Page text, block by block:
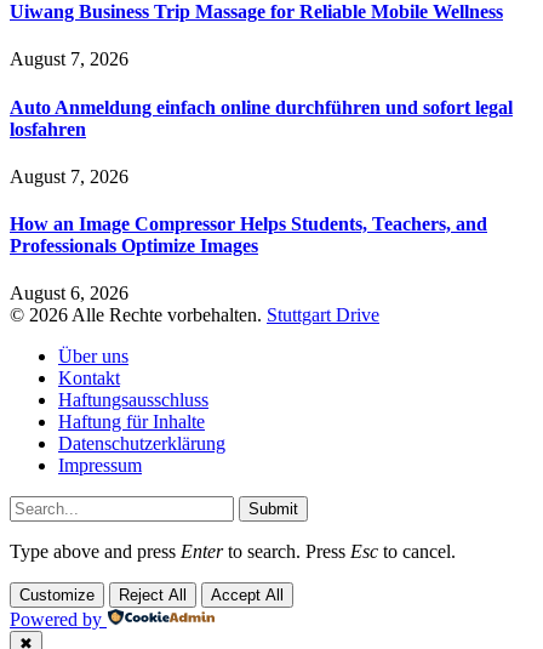
Uiwang Business Trip Massage for Reliable Mobile Wellness
August 7, 2026
Auto Anmeldung einfach online durchführen und sofort legal
losfahren
August 7, 2026
How an Image Compressor Helps Students, Teachers, and
Professionals Optimize Images
August 6, 2026
© 2026 Alle Rechte vorbehalten. Stuttgart Drive
Über uns
Kontakt
Haftungsausschluss
Haftung für Inhalte
Datenschutzerklärung
Impressum
Submit
Type above and press Enterto search. Press Esc to cancel.
Customize Reject All Accept All
Powered by
✖